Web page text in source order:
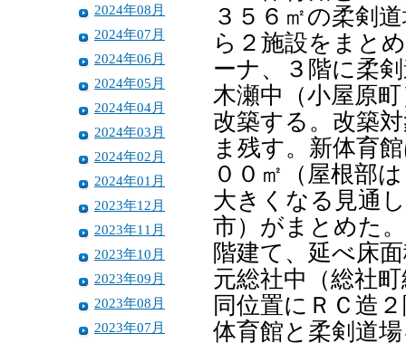
2024年08月
2024年07月
2024年06月
2024年05月
2024年04月
2024年03月
2024年02月
2024年01月
2023年12月
2023年11月
2023年10月
2023年09月
2023年08月
2023年07月
３５６㎡の柔剣
ら２施設をまと
ーナ、３階に柔
木瀬中（小屋原
改築する。改築
ま残す。新体育
００㎡（屋根部
大きくなる見通
市）がまとめた
階建て、延べ床
元総社中（総社
同位置にＲＣ造
体育館と柔剣道